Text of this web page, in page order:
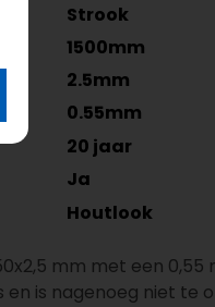
Strook
1500mm
2.5mm
0.55mm
20 jaar
Ja
Houtlook
mm met een
is nagenoeg niet te